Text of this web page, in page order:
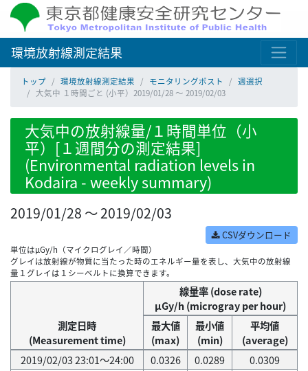
環境放射線測定結果
トップ 環境放射線測定結果 モニタリングポスト
週選択
大気中 １時間ごと (小平）2019/01/28 ～ 2019/02/03
大気中の放射線量/１時間単位（小
平）[１週間分の測定結果]
(Environmental radiation levels in
Kodaira - weekly summary)
2019/01/28 ～ 2019/02/03
CSVダウンロード
単位はμGy/h（マイクログレイ／時間）
グレイは放射線が物質に当たった時のエネルギー量を表し、大気中の放射線
量１グレイは１シーベルトに換算できます。
測定日時
(Measurement time)
線量率 (dose rate)
μGy/h (microgray per hour)
最大値
(max)
最小値
(min)
平均値
(average)
2019/02/03 23:01～24:00
0.0326 0.0289
0.0309